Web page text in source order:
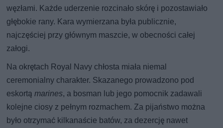
węzłami. Każde uderzenie rozcinało skórę i pozostawiało
głębokie rany. Kara wymierzana była publicznie,
najczęściej przy głównym maszcie, w obecności całej
załogi.
Na okrętach Royal Navy chłosta miała niemal
ceremonialny charakter. Skazanego prowadzono pod
eskortąmarines, a bosman lub jego pomocnik zadawali
kolejne ciosy z pełnym rozmachem. Za pijaństwo można
było otrzymać kilkanaście batów, za dezercję nawet